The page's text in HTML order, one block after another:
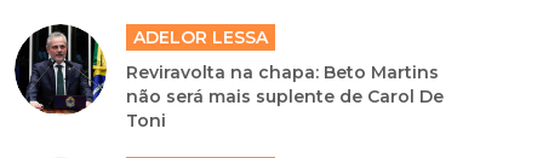
ADELOR LESSA
Reviravolta na chapa: Beto Martins
não será mais suplente de Carol De
Toni